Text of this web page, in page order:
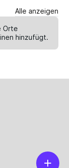
Alle anzeigen
Orte
hinzufügt.